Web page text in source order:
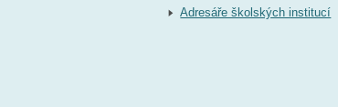
Adresáře školských institucí